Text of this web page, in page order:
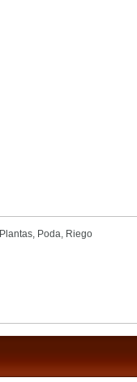
Plantas, Poda, Riego